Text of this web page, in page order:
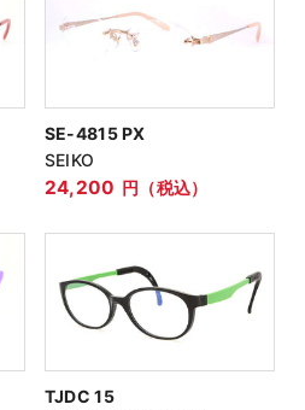
SE-4815 PX
SEIKO
24,200 円（税込）
TJDC 15